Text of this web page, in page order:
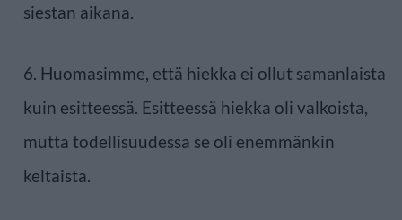
siestan aikana.
6. Huomasimme, että hiekka ei ollut samanlaista
kuin esitteessä. Esitteessä hiekka oli valkoista,
mutta todellisuudessa se oli enemmänkin
keltaista.